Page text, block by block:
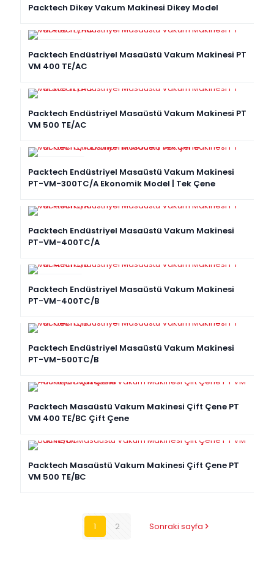
Packtech Dikey Vakum Makinesi Dikey Model
Packtech Endüstriyel Masaüstü Vakum Makinesi PT
VM 400 TE/AC
Packtech Endüstriyel Masaüstü Vakum Makinesi PT
VM 500 TE/AC
Packtech Endüstriyel Masaüstü Vakum Makinesi
PT-VM-300TC/A Ekonomik Model | Tek Çene
Packtech Endüstriyel Masaüstü Vakum Makinesi
PT-VM-400TC/A
Packtech Endüstriyel Masaüstü Vakum Makinesi
PT-VM-400TC/B
Packtech Endüstriyel Masaüstü Vakum Makinesi
PT-VM-500TC/B
Packtech Masaüstü Vakum Makinesi Çift Çene PT
VM 400 TE/BC Çift Çene
Packtech Masaüstü Vakum Makinesi Çift Çene PT
VM 500 TE/BC
1 2 Sonraki sayfa